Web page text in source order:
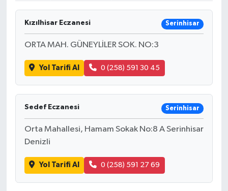
Kızılhisar Eczanesi Serinhisar
ORTA MAH. GÜNEYLİLER SOK. NO:3
Yol Tarifi Al 0 (258) 591 30 45
Sedef Eczanesi Serinhisar
Orta Mahallesi, Hamam Sokak No:8 A Serinhisar
Denizli
Yol Tarifi Al 0 (258) 591 27 69